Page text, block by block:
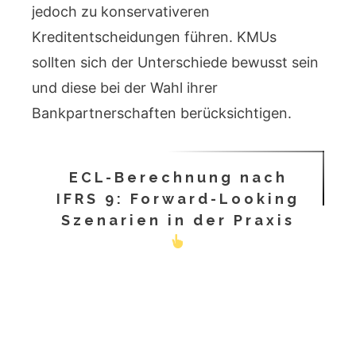
jedoch zu konservativeren
Kreditentscheidungen führen. KMUs
sollten sich der Unterschiede bewusst sein
und diese bei der Wahl ihrer
Bankpartnerschaften berücksichtigen.
ECL-Berechnung nach
IFRS 9: Forward-Looking
Szenarien in der Praxis